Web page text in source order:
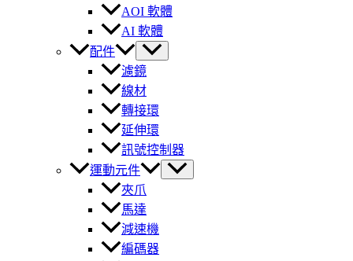
AOI 軟體
AI 軟體
配件
濾鏡
線材
轉接環
延伸環
訊號控制器
運動元件
夾爪
馬達
減速機
編碼器